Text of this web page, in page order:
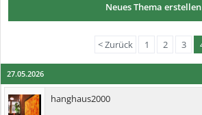
Neues Thema erstellen
< Zurück 1 2 3
27.05.2026
hanghaus2000